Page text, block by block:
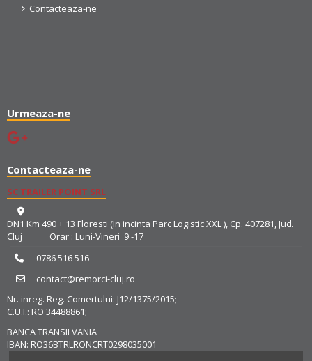
Contacteaza-ne
Urmeaza-ne
Contacteaza-ne
SC TRAILER POINT SRL
DN1 Km 490 + 13 Floresti (In incinta Parc Logistic XXL ), Cp. 407281, Jud.
Cluj Orar : Luni-Vineri 9 -17
0786 516 516
contact@remorci-cluj.ro
Nr. inreg. Reg. Comertului: J12/1375/2015;
C.U.I.: RO 34488861;
BANCA TRANSILVANIA
IBAN: RO36BTRLRONCRT0298035001